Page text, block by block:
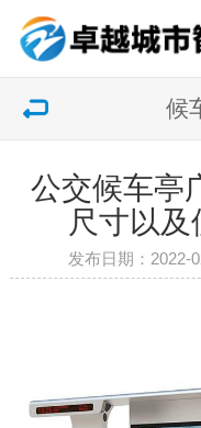
候
公交候车亭
尺寸以
发布日期：